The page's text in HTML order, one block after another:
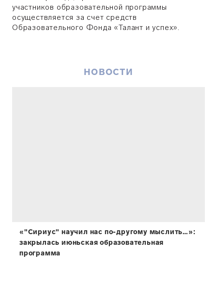
участников образовательной программы
осуществляется за счет средств
Образовательного Фонда «Талант и успех».
НОВОСТИ
«"Сириус" научил нас по-другому мыслить…»:
закрылась июньская образовательная
программа